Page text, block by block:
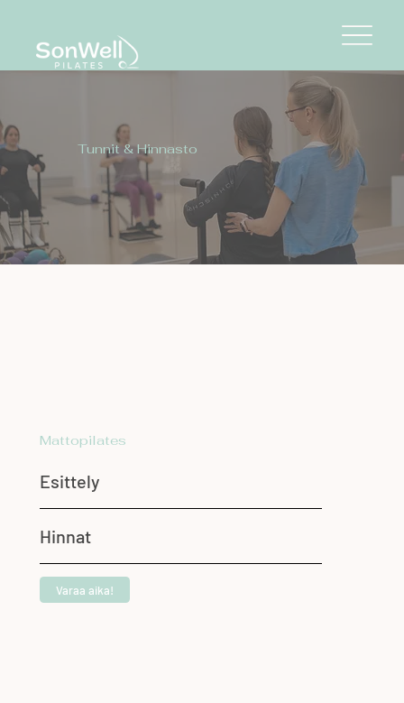
Tunnit & Hinnasto
Mattopilates
Esittely
Hinnat
Varaa aika!